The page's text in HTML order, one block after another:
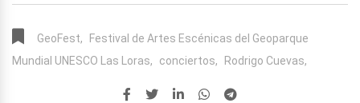
GeoFest,
Festival de Artes Escénicas del Geoparque
Mundial UNESCO Las Loras,
conciertos, Rodrigo Cuevas,